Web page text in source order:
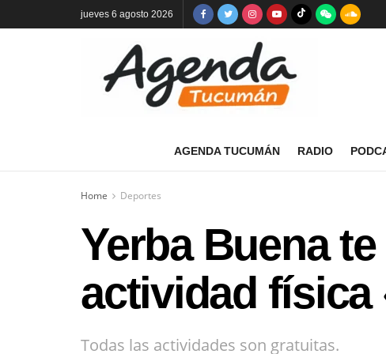
jueves 6 agosto 2026
AGENDA TUCUMÁN RADIO
Home Deportes
Yerba Buena
actividad física
Todas las actividades son gratuitas.